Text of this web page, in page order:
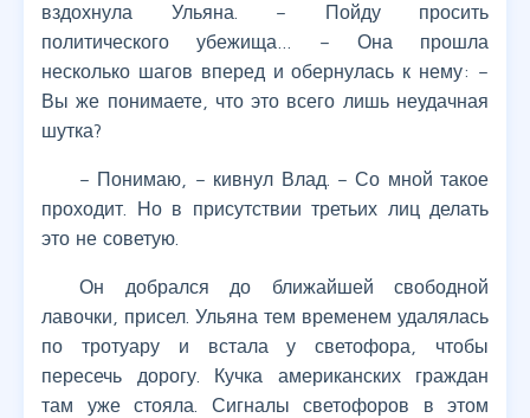
вздохнула Ульяна. – Пойду просить
политического убежища… – Она прошла
несколько шагов вперед и обернулась к нему: –
Вы же понимаете, что это всего лишь неудачная
шутка?
– Понимаю, – кивнул Влад. – Со мной такое
проходит. Но в присутствии третьих лиц делать
это не советую.
Он добрался до ближайшей свободной
лавочки, присел. Ульяна тем временем удалялась
по тротуару и встала у светофора, чтобы
пересечь дорогу. Кучка американских граждан
там уже стояла. Сигналы светофоров в этом